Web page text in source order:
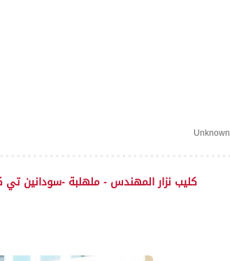
Unknown
كليب نزار المهندس - ملهلبة -سودانين تي كي